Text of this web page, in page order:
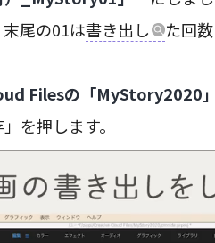
尾の01は書き出し
た回
Filesの「MyStory2020」
を押します。